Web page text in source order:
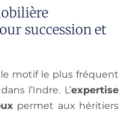
succession et
motif le plus fréquent
l’Indre. L’expertise
permet aux héritiers